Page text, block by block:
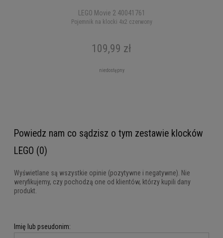
LEGO Movie 2 40041761
Pojemnik na klocki 4x2 czerwony
109,99 zł
niedostępny
Powiedz nam co sądzisz o tym zestawie klocków
LEGO (0)
Wyświetlane są wszystkie opinie (pozytywne i negatywne). Nie
weryfikujemy, czy pochodzą one od klientów, którzy kupili dany
produkt.
Imię lub pseudonim: